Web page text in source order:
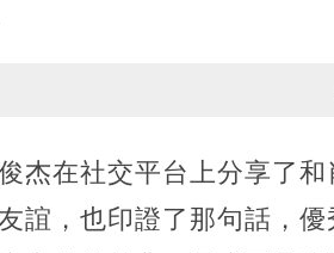
杰在社交平台上分享了
誼，也印證了那句話，